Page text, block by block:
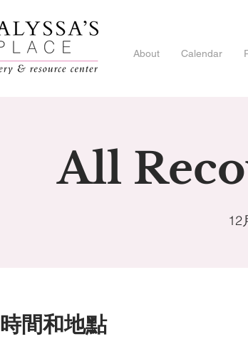
About Calendar
All
12
時間和地點